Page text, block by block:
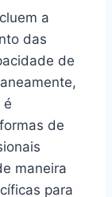
a
das
de
é
de
maneira
para